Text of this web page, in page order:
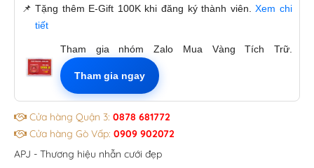
📌 Tặng thêm E-Gift 100K khi đăng ký thành viên.Xem chi
tiết
Tham gia nhóm Zalo Mua Vàng Tích Trữ.
Tham gia ngay
Cửa hàng Quận 3: 0878 681772
Cửa hàng Gò Vấp: 0909 902072
APJ - Thương hiệu nhẫn cưới đẹp